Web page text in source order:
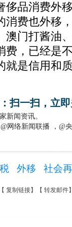
品消费外
消费也外移
澳门打酱油
费，已经是
就是信用和
扫一扫，立
新闻资讯。
网络新闻联播 ，@
外移 社会
复制链接】【 转发邮件